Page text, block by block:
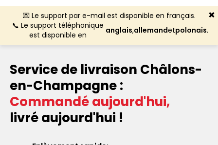
💌 Le support par e-mail est disponible en français.
📞 Le support téléphonique
est disponible en
anglais,allemandetpolonais.
Service de livraison Châlons-
en-Champagne :
Commandé aujourd'hui,
livré aujourd'hui !